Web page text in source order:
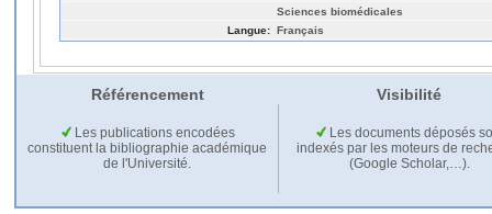
Sciences biomédicales
Langue: Français
Référencement Visibilité
Les publications encodées
constituent la bibliographie académique
de l'Université.
Les documents déposés
indexés par les moteurs de
(Google Scholar,…).